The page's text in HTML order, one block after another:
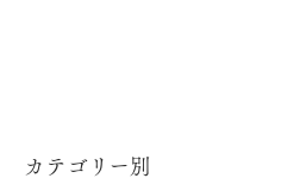
カテゴリー別